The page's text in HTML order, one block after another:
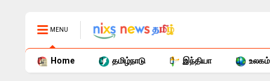
MENU
Home தமிழ்நாடு இந்தியா உலகம்